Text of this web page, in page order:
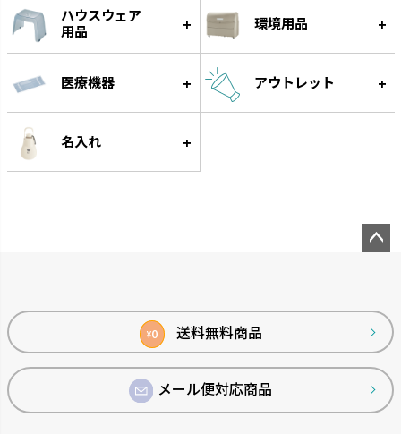
作り置きに便利な離乳食用小分
け冷凍トレーです。
ハウスウェア
用品
環境用品
医療機器 アウトレット
名入れ
¥0 送料無料商品
メール便対応商品
ップ
へ